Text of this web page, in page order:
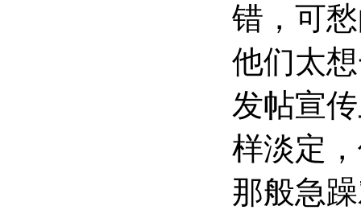
错，可
他们太
发帖宣
样淡定
那般急